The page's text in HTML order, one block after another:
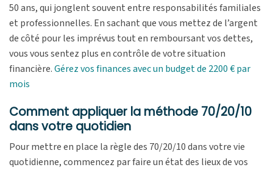
50 ans, qui jonglent souvent entre responsabilités familiales
et professionnelles. En sachant que vous mettez de l’argent
de côté pour les imprévus tout en remboursant vos dettes,
vous vous sentez plus en contrôle de votre situation
financière.Gérez vos finances avec un budget de 2200 € par
mois
Comment appliquer la méthode 70/20/10
dans votre quotidien
Pour mettre en place la règle des 70/20/10 dans votre vie
quotidienne, commencez par faire un état des lieux de vos